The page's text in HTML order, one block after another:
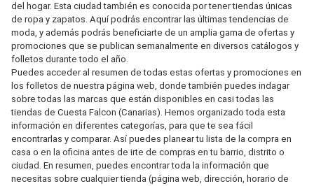
del hogar. Esta ciudad también es conocida por tener tiendas únicas
de ropa y zapatos. Aquí podrás encontrar las últimas tendencias de
moda, y además podrás beneficiarte de un amplia gama de ofertas y
promociones que se publican semanalmente en diversos catálogos y
folletos durante todo el año.
Puedes acceder al resumen de todas estas ofertas y promociones en
los folletos de nuestra página web, donde también puedes indagar
sobre todas las marcas que están disponibles en casi todas las
tiendas de Cuesta Falcon (Canarias). Hemos organizado toda esta
información en diferentes categorías, para que te sea fácil
encontrarlas y comparar. Así puedes planear tu lista de la compra en
casa o en la oficina antes de irte de compras en tu barrio, distrito o
ciudad. En resumen, puedes encontrar toda la información que
necesitas sobre cualquier tienda (página web, dirección, horario de